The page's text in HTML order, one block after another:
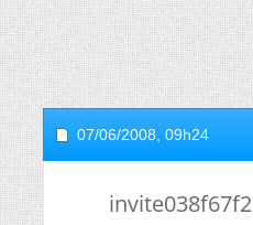
07/06/2008, 09h24
invite038f67f2